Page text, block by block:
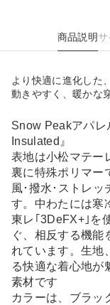
商品説明サ
より快適に進化した
動きやすく、暖かな
Snow Peakアパ
Insulated』
表地は小松マテー
裏に特殊ポリマー
風･撥水･ストレッ
す。中わたには寒
東レ｢3DeFX+｣を
ぐ、相反する機能
れています。生地
る快適な着心地が
素材です
カラーは、ブラッ